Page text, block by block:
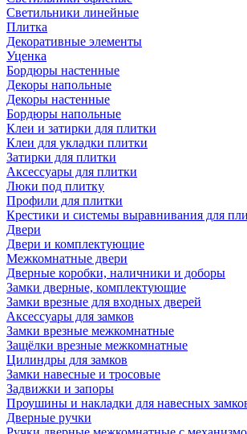
Светильники линейные
Плитка
Декоративные элементы
Уценка
Бордюры настенные
Декоры напольные
Декоры настенные
Бордюры напольные
Клеи и затирки для плитки
Клеи для укладки плитки
Затирки для плитки
Аксессуары для плитки
Люки под плитку
Профили для плитки
Крестики и системы выравнивания для
Двери
Двери и комплектующие
Межкомнатные двери
Дверные коробки, наличники и доборы
Замки дверные, комплектующие
Замки врезные для входных дверей
Аксессуары для замков
Замки врезные межкомнатные
Защёлки врезные межкомнатные
Цилиндры для замков
Замки навесные и тросовые
Задвижки и запоры
Проушины и накладки для навесных
Дверные ручки